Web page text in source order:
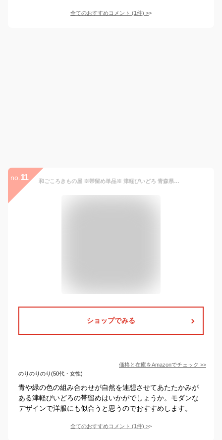
全てのおすすめコメント (1件) >
no. 11 和ごころきもの屋 ※帯留め単品※ 津軽びいどろ 青森県指定伝統工芸品 帯留め 帯留 三分紐 ガラス 着物 普段着 小紋 obt-dbr01 (A-130／丸-ブルーグリーン)
ショップでみる
価格と在庫をAmazonでチェック >>
のりのりのり(50代・女性)
青や緑の色の組み合わせが自然を連想させてあたたかみが
ある津軽びいどろの帯留めはいかがでしょうか。モダンな
デザインで洋服にも似合うと思うのでおすすめします。
全てのおすすめコメント (1件) >